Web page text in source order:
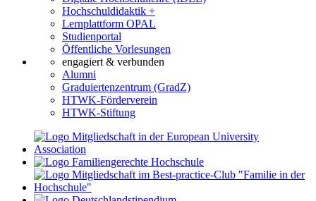
Hochschuldidaktik +
Lernplattform OPAL
Studienportal
Öffentliche Vorlesungen
engagiert & verbunden
Alumni
Graduiertenzentrum (GradZ)
HTWK-Förderverein
HTWK-Stiftung